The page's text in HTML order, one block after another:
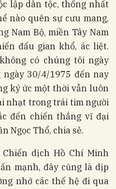
lập dân tộc, thống nhất
nào quên sự cưu mang,
Nam Bộ, miền Tây Nam
đấu gian khổ, ác liệt.
có chúng tôi ngày
ngày 30/4/1975 đến nay
ký ức một thời vẫn luôn
nhạt trong trái tim người
đến chiến thắng vĩ đại
Ngọc Thổ, chia sẻ.
dịch Hồ Chí Minh
mạnh, đây cũng là dịp
nhớ các thế hệ đi qua